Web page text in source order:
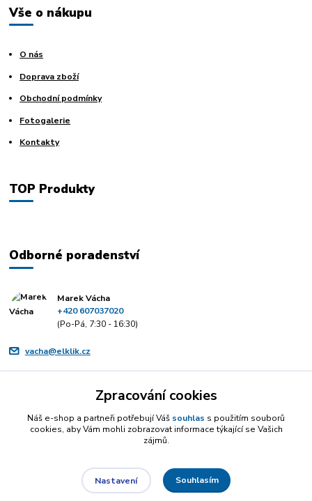
Vše o nákupu
O nás
Doprava zboží
Obchodní podmínky
Fotogalerie
Kontakty
TOP Produkty
Odborné poradenství
Marek Vácha
+420 607037020
(Po-Pá, 7:30 - 16:30)
vacha@elklik.cz
Zpracování cookies
Náš e-shop a partneři potřebují Váš souhlas s použitím souborů
cookies, aby Vám mohli zobrazovat informace týkající se Vašich
zájmů.
Nastavení Souhlasím